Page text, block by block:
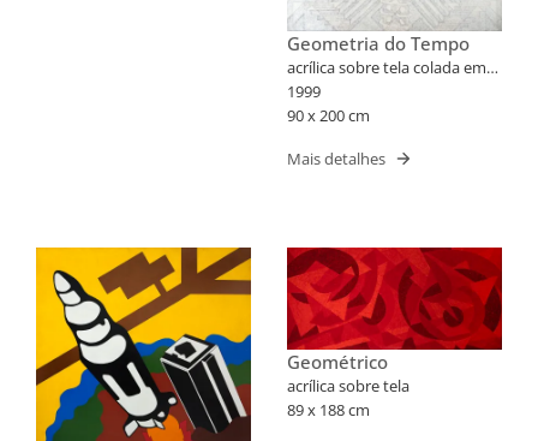
Geometria do Tempo
acrílica sobre tela colada em
madeira
1999
90 x 200 cm
Mais detalhes
Geométrico
acrílica sobre tela
89 x 188 cm